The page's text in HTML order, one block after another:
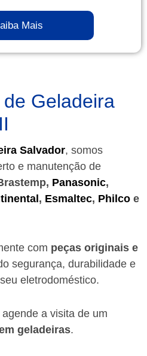
Mais
de Geladeira
Salvador, somos
e manutenção de
Panasonic,
, Esmaltec, Philco e
com peças originais e
segurança, durabilidade e
eletrodoméstico.
a visita de um
geladeiras.